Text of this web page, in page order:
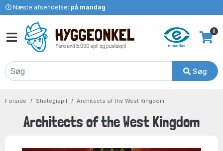
Næste afsendelse: på mandag
Søg
0
Forside Strategispil Architects of the West Kingdom
Architects of the West Kingdom